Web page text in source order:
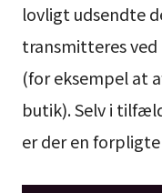
lovligt udsendte
transmitteres
(for eksempel at
butik). Selv i
er der en